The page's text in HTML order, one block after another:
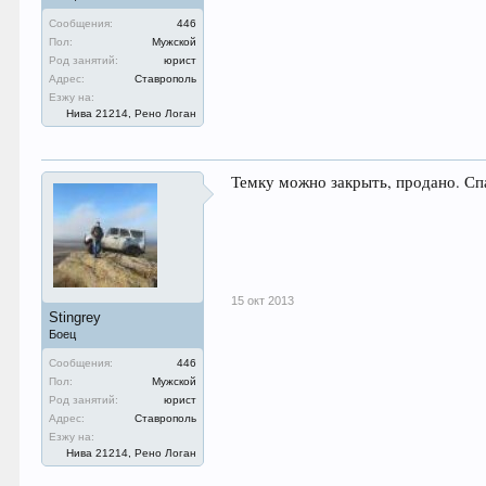
Сообщения:
446
Пол:
Мужской
Род занятий:
юрист
Адрес:
Ставрополь
Езжу на:
Нива 21214, Рено Логан
Stingrey
Боец
Сообщения:
446
Пол:
Мужской
Род занятий:
юрист
Адрес:
Ставрополь
Езжу на:
Нива 21214, Рено Логан
Темку можно закрыть, продано.
15 окт 2013